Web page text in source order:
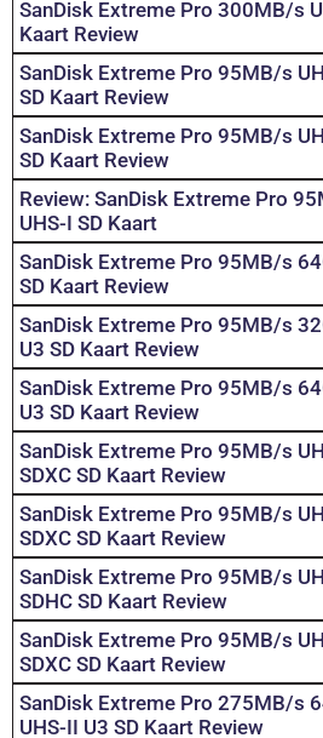
SanDisk Extreme Pro 300MB/s
Kaart Review
SanDisk Extreme Pro 95MB/s
SD Kaart Review
SanDisk Extreme Pro 95MB/s
SD Kaart Review
Review: SanDisk Extreme Pro
UHS-I SD Kaart
SanDisk Extreme Pro 95MB/s
SD Kaart Review
SanDisk Extreme Pro 95MB/s
U3 SD Kaart Review
SanDisk Extreme Pro 95MB/s
U3 SD Kaart Review
SanDisk Extreme Pro 95MB/s
SDXC SD Kaart Review
SanDisk Extreme Pro 95MB/s
SDXC SD Kaart Review
SanDisk Extreme Pro 95MB/s
SDHC SD Kaart Review
SanDisk Extreme Pro 95MB/s
SDXC SD Kaart Review
SanDisk Extreme Pro 275MB/s
UHS-II U3 SD Kaart Review